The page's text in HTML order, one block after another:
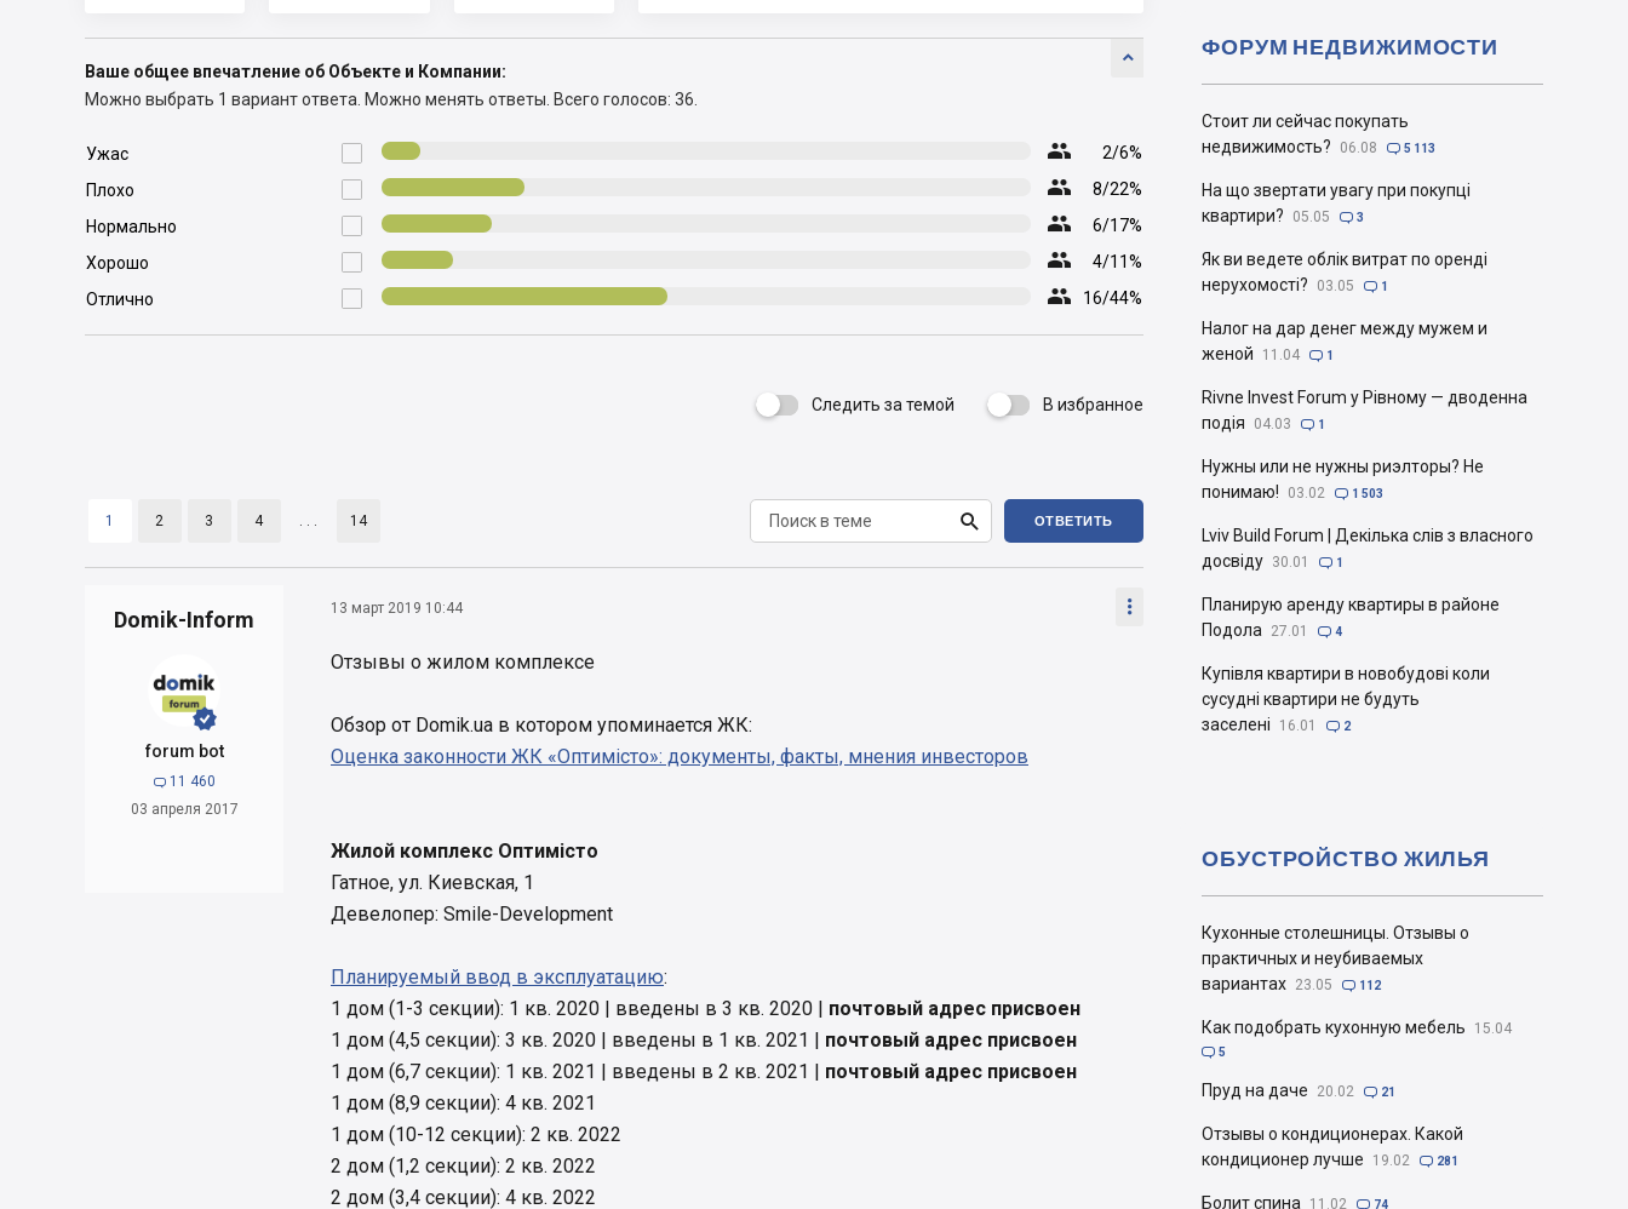

Ваше общее впечатление об Объекте и Компании:
Можно выбрать 1 вариант ответа. Можно менять ответы. Всего голосов: 36.

Ужас  2/6%

Плохо  8/22%

Нормально  6/17%

Хорошо  4/11%

Отлично  16/44%
Следить за темой  В избранное
1 2 3 4 . . . 14  ОТВЕТИТЬ
Domik-Inform


forum bot
 11 460
03 апреля 2017
13 март 2019 10:44 
Отзывы о жилом комплексе
Обзор от Domik.ua в котором упоминается ЖК:
Оценка законности ЖК «Оптимісто»: документы, факты, мнения инвесторов
Жилой комплекс Оптимісто
Гатное, ул. Киевская, 1
Девелопер: Smile-Development
Планируемый ввод в эксплуатацию:
1 дом (1-3 секции): 1 кв. 2020 | введены в 3 кв. 2020 | почтовый адрес присвоен
1 дом (4,5 секции): 3 кв. 2020 | введены в 1 кв. 2021 | почтовый адрес присвоен
1 дом (6,7 секции): 1 кв. 2021 | введены в 2 кв. 2021 | почтовый адрес присвоен
1 дом (8,9 секции): 4 кв. 2021
1 дом (10-12 секции): 2 кв. 2022
2 дом (1,2 секции): 2 кв. 2022
2 дом (3,4 секции): 4 кв. 2022
Стоит ли сейчас покупать
недвижимость?
06.08  5 113
На що звертати увагу при покупці
квартири?
05.05  3
Як ви ведете облік витрат по оренді
нерухомості?
03.05  1
Налог на дар денег между мужем и
женой
11.04  1
Rivne Invest Forum у Рівному — дводенна
подія
04.03  1
Нужны или не нужны риэлторы? Не
понимаю!
03.02  1 503
Lviv Build Forum | Декілька слів з власного
досвіду 30.01  1
Планирую аренду квартиры в районе
Подола
27.01  4
Купівля квартири в новобудові коли
сусудні квартири не будуть
заселені
16.01  2
ФОРУМ НЕДВИЖИМОСТИ
Кухонные столешницы. Отзывы о
практичных и неубиваемых
вариантах 23.05  112
Как подобрать кухонную мебель 15.04
 5
Пруд на даче 20.02  21
Отзывы о кондиционерах. Какой
кондиционер лучше
19.02  281
Болит спина 11.02  74
ОБУСТРОЙСТВО ЖИЛЬЯ